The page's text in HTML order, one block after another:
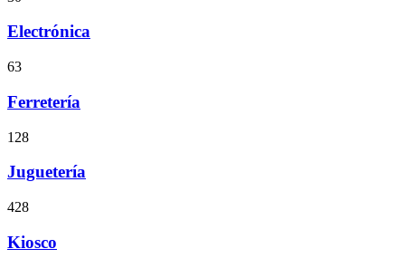
Electrónica
63
Ferretería
128
Juguetería
428
Kiosco